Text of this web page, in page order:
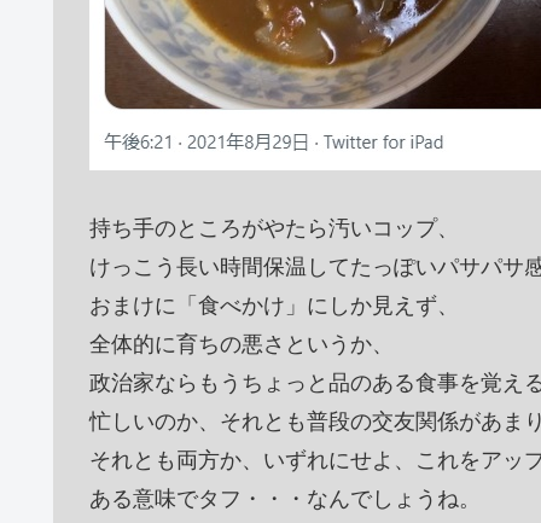
持ち手のところがやたら汚いコップ、
けっこう長い時間保温してたっぽいパサパサ
おまけに「食べかけ」にしか見えず、
全体的に育ちの悪さというか、
政治家ならもうちょっと品のある食事を覚え
忙しいのか、それとも普段の交友関係があま
それとも両方か、いずれにせよ、これをアッ
ある意味でタフ・・・なんでしょうね。